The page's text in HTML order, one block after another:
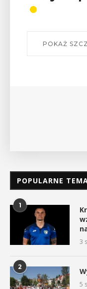
odznaki
W środę 12
POPULARNE
1
3
2
5